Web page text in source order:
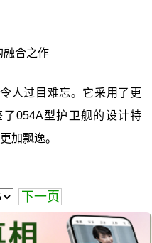
融合之作
人过目难忘。它采用了更
054A型护卫舰的设计特
加飘逸。
下一页